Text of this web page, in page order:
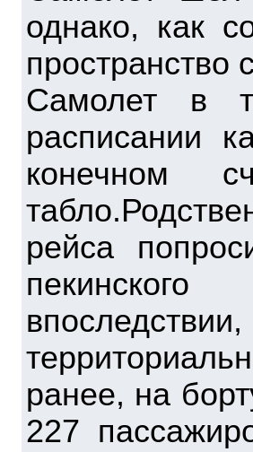
однако, как
пространство
Самолет в
расписании
конечном
рейса
ранее, на
227